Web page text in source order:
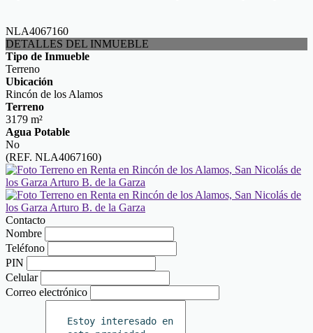
NLA4067160
DETALLES DEL INMUEBLE
Tipo de Inmueble
Terreno
Ubicación
Rincón de los Alamos
Terreno
3179 m²
Agua Potable
No
(REF. NLA4067160)
Contacto
Nombre
Teléfono
PIN
Celular
Correo electrónico